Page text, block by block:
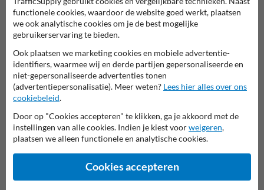
Bermpaal kunststof - Flexibel -
1100x105mm + reflectoren
Of zocht je dit?
functionele cookies, waardoor de website goed werkt, plaatsen
we ook analytische cookies om je de best mogelijke
gebruikerservaring te bieden.
Ook plaatsen we marketing cookies en mobiele advertentie-
identifiers, waarmee wij en derde partijen gepersonaliseerde en
niet-gepersonaliseerde advertenties tonen
(advertentiepersonalisatie). Meer weten? Lees hier alles over ons
cookiebeleid.
Door op "Cookies accepteren" te klikken, ga je akkoord met de
instellingen van alle cookies. Indien je kiest voorweigeren,
plaatsen we alleen functionele en analytische cookies.
Cookies accepteren